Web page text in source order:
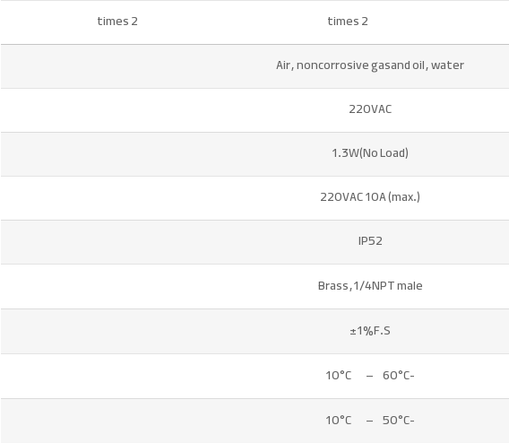
2 times
2 times
Air, noncorrosive gasand oil, water
220VAC
1.3W(No Load)
220VAC 10A (max.)
IP52
Brass,1/4NPT male
±1%F.S
-10°C – 60°C
-10°C – 50°C